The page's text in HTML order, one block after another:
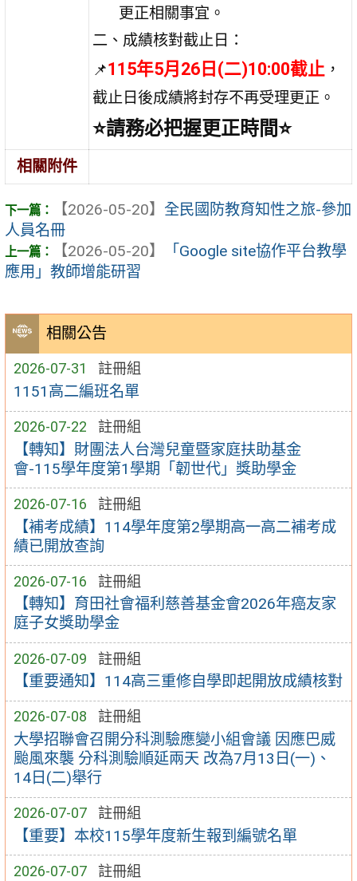
相關公告
2026-07-31 註冊組
1151高二編班名單
2026-07-22 註冊組
【轉知】財團法人台灣兒童暨家庭扶助基金
會-115學年度第1學期「韌世代」獎助學金
2026-07-16 註冊組
【補考成績】114學年度第2學期高一高二補考成
績已開放查詢
2026-07-16 註冊組
【轉知】育田社會福利慈善基金會2026年癌友家
庭子女獎助學金
2026-07-09 註冊組
【重要通知】114高三重修自學即起開放成績核對
2026-07-08 註冊組
大學招聯會召開分科測驗應變小組會議 因應巴威
颱風來襲 分科測驗順延兩天 改為7月13日(一)、
14日(二)舉行
2026-07-07 註冊組
【重要】本校115學年度新生報到編號名單
2026-07-07 註冊組
更正相關事宜。
二、成績核對截止日：
📌115年5月26日(二)10:00截止 ，
截止日後成績將封存不再受理更正。
⭐請務必把握更正時間⭐
相關附件
【2026-05-20】 全民國防教育知性之旅-參加
人員名冊
【2026-05-20】
「Google site協作平台教學
應用」教師增能研習